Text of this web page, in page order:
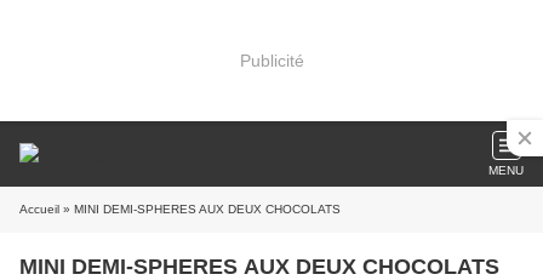
Publicité
MENU
Accueil » MINI DEMI-SPHERES AUX DEUX CHOCOLATS
MINI DEMI-SPHERES AUX DEUX CHOCOLATS